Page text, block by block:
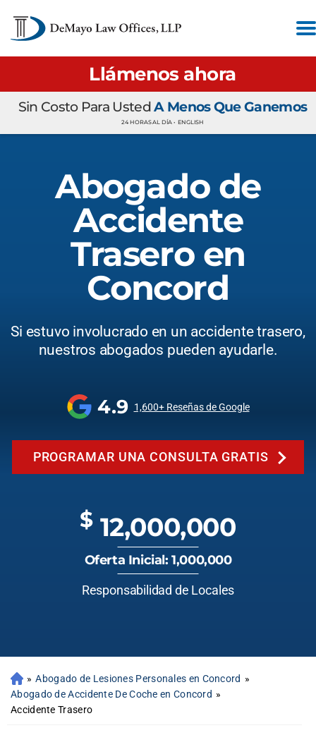
Llámenos ahora
Sin Costo Para UstedA Menos Que Ganemos
24 HORAS AL DÍA • ENGLISH
Abogado de
Accidente
Trasero en
Concord
Si estuvo involucrado en un accidente trasero,
nuestros abogados pueden ayudarle.
4.9 1,600+ Reseñas de Google
PROGRAMAR UNA CONSULTA GRATIS
$ 12,000,000
Oferta Inicial: 1,000,000
Responsabilidad de Locales
» Abogado de Lesiones Personales en Concord »
Abogado de Accidente De Coche en Concord »
Accidente Trasero